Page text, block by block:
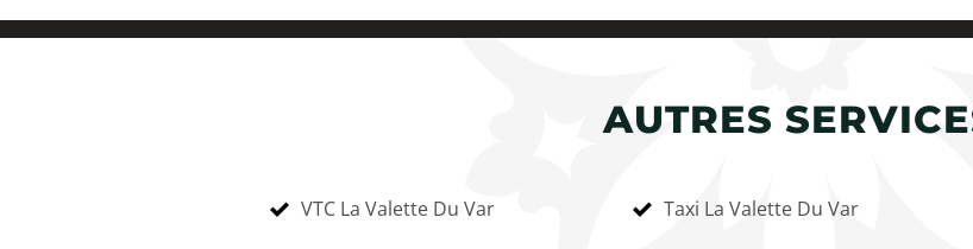
AUTRES
VTC La Valette Du Var
Taxi La Valette Du Var